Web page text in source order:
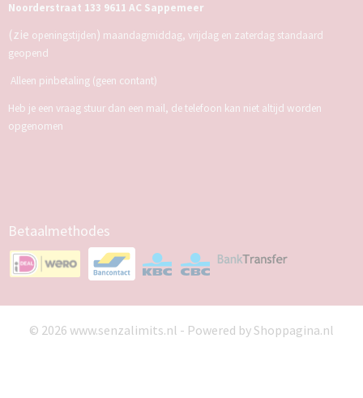
Noorderstraat 133 9611 AC Sappemeer
(zie openingstijden) maandagmiddag, vrijdag en zaterdag standaard
geopend
Alleen pinbetaling (geen contant)
Heb je een vraag stuur dan een mail, de telefoon kan niet altijd worden
opgenomen
Betaalmethodes
© 2026 www.senzalimits.nl - Powered by Shoppagina.nl